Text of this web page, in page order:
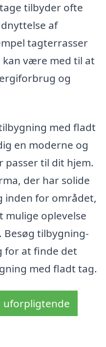
tilbyder ofte
af
tagterrasser
være med til at
og
med fladt
en moderne og
passer til dit hjem.
der har solide
inden for området,
mulige oplevelse
tilbygning-
for at finde det
med fladt tag.
uforpligtende